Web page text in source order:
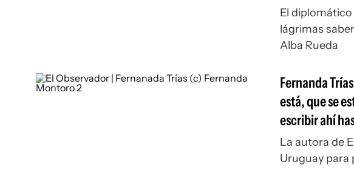
El
lágrimas
Alba Rueda
Fernanda
está, que se
escribir ahí
La autora de
Uruguay para